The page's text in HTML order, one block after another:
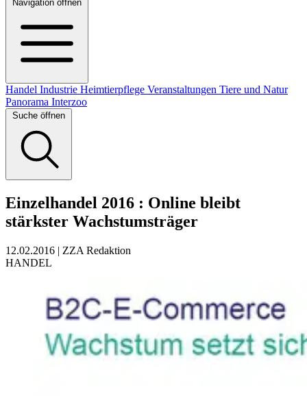
Navigation öffnen
Handel Industrie Heimtierpflege Veranstaltungen Tiere und Natur
Panorama Interzoo
Suche öffnen
Einzelhandel 2016 : Online bleibt
stärkster Wachstumsträger
12.02.2016 | ZZA Redaktion
HANDEL